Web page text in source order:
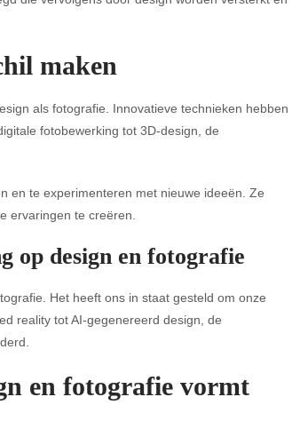
maken
als fotografie. Innovatieve technieken hebben
fotobewerking tot 3D-design, de
en te experimenteren met nieuwe ideeën. Ze
ervaringen te creëren.
op design en fotografie
Het heeft ons in staat gesteld om onze
reality tot AI-gegenereerd design, de
en fotografie vormt